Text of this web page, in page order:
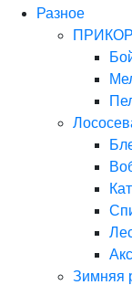
Разное
Зимняя